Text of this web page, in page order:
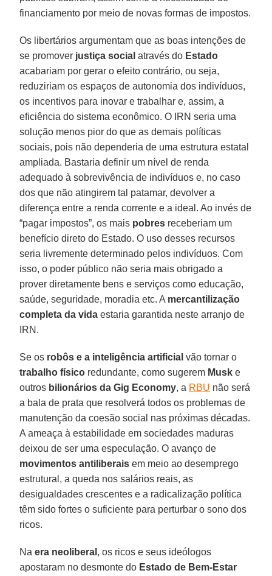
financiamento por meio de novas formas de impostos.
Os libertários argumentam que as boas intenções de
se promover justiça social através do Estado
acabariam por gerar o efeito contrário, ou seja,
reduziriam os espaços de autonomia dos indivíduos,
os incentivos para inovar e trabalhar e, assim, a
eficiência do sistema econômico. O IRN seria uma
solução menos pior do que as demais políticas
sociais, pois não dependeria de uma estrutura estatal
ampliada. Bastaria definir um nível de renda
adequado à sobrevivência de indivíduos e, no caso
dos que não atingirem tal patamar, devolver a
diferença entre a renda corrente e a ideal. Ao invés de
“pagar impostos”, os mais pobres receberiam um
benefício direto do Estado. O uso desses recursos
seria livremente determinado pelos indivíduos. Com
isso, o poder público não seria mais obrigado a
prover diretamente bens e serviços como educação,
saúde, seguridade, moradia etc. A mercantilização
completa da vida estaria garantida neste arranjo de
IRN.
Se os robôs e a inteligência artificial vão tornar o
trabalho físico redundante, como sugerem Musk e
outros bilionários da Gig Economy, a RBU não será
a bala de prata que resolverá todos os problemas de
manutenção da coesão social nas próximas décadas.
A ameaça à estabilidade em sociedades maduras
deixou de ser uma especulação. O avanço de
movimentos antiliberais em meio ao desemprego
estrutural, a queda nos salários reais, as
desigualdades crescentes e a radicalização política
têm sido fortes o suficiente para perturbar o sono dos
ricos.
Naera neoliberal , os ricos e seus ideólogos
apostaram no desmonte do Estado de Bem-Estar